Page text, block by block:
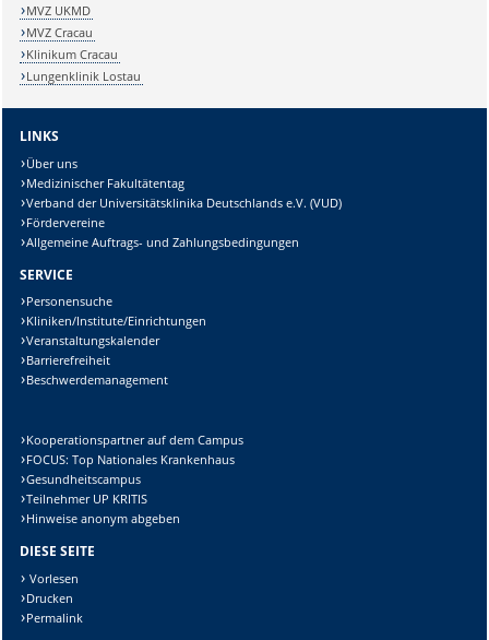
MVZ UKMD
MVZ Cracau
Klinikum Cracau
Lungenklinik Lostau
LINKS
Über uns
Medizinischer Fakultätentag
Verband der Universitätsklinika Deutschlands e.V. (VUD)
Fördervereine
Allgemeine Auftrags- und Zahlungsbedingungen
SERVICE
Personensuche
Kliniken/Institute/Einrichtungen
Veranstaltungskalender
Barrierefreiheit
Beschwerdemanagement
Kooperationspartner auf dem Campus
FOCUS: Top Nationales Krankenhaus
Gesundheitscampus
Teilnehmer UP KRITIS
Hinweise anonym abgeben
DIESE SEITE
Vorlesen
Drucken
Permalink